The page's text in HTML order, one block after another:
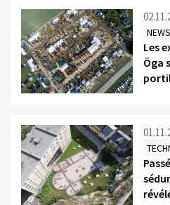
NEWS
Les
Öga
©